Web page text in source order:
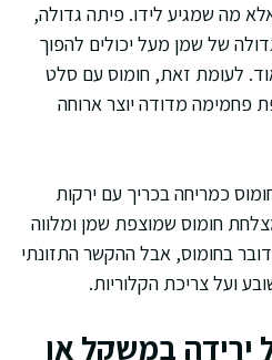
מה שמגיע לידו. פיתה גדולה,
של שמן מעל יכולים להפוך
לעומת זאת, חומוס עם סלט
פחמימה מדודה יוצר ארוחה
כמריחה בכריך עם ירקות
חומוס שמוצפת שמן ומלווה
בחומוס, אבל ההקשר התזונתי
ועל צריכת הקלוריות.
ירידה במשקל או